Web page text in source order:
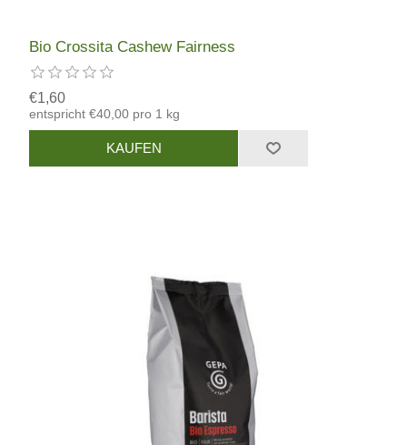
Bio Crossita Cashew Fairness
€1,60
entspricht €40,00 pro 1 kg